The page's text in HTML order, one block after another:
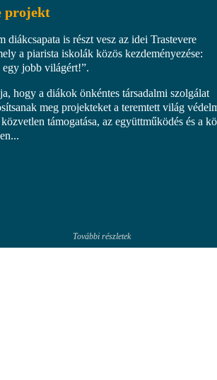
projekt
diákcsapata is részt vesz az idei Trastevere
a piarista iskolák közös kezdeményezése:
egy jobb világért!”.
hogy a diákok önkéntes társadalmi szolgálat
meg projekteket a teremtett világ
támogatása, az együttműködés és a
További részletek